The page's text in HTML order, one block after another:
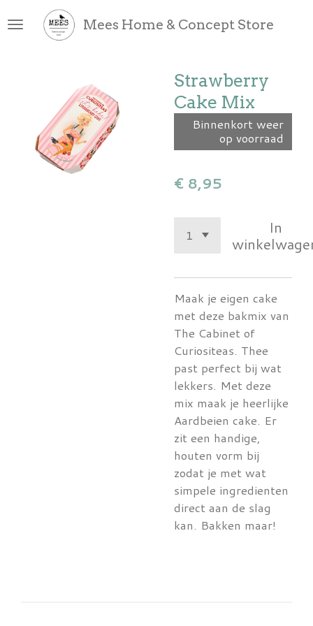
direct
Mees Home & Concept Store
Strawberry
Cake Mix
Binnenkort weer
op voorraad
€ 8,95
In
Maak je eigen cake
met deze bakmix van
The Cabinet of
Curiositeas. Thee
past perfect bij wat
lekkers. Met deze
mix maak je heerlijke
Aardbeien cake. Er
zit een handige,
houten vorm bij
zodat je met wat
simpele ingredienten
direct aan de slag
kan. Bakken maar!